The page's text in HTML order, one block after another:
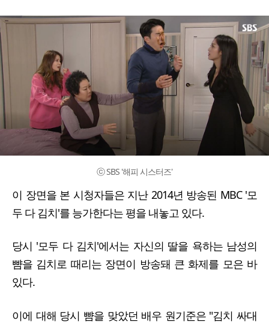
ⓒ SBS '해피 시스터즈'
이 장면을 본 시청자들은 지난 2014년 방송된 MBC '모
두 다 김치'를 능가한다는 평을 내놓고 있다.
당시 '모두 다 김치'에서는 자신의 딸을 욕하는 남성의
뺨을 김치로 때리는 장면이 방송돼 큰 화제를 모은 바
있다.
이에 대해 당시 뺨을 맞았던 배우 원기준은 "김치 싸대